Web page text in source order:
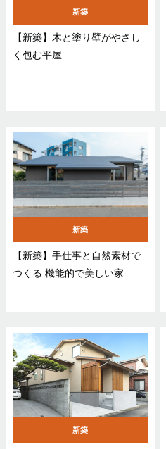
新築
【新築】木と塗り壁がやさし
く包む平屋
新築
【新築】手仕事と自然素材で
つくる 機能的で美しい家
新築